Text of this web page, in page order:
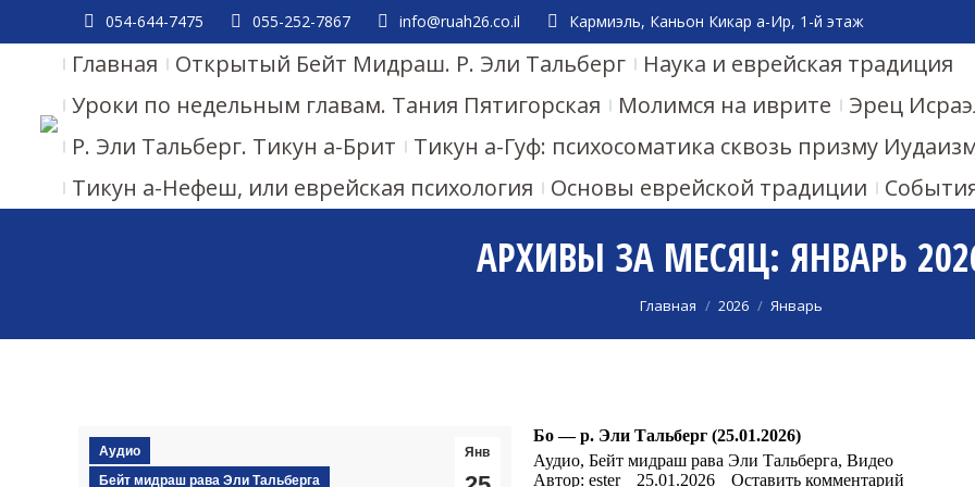
054-644-7475 055-252-7867 info@ruah26.co.il Кармиэль, Каньон Кикар а-Ир, 1-й этаж
Главная Открытый Бейт Мидраш. Р. Эли Тальберг
Наука и еврейская традиция
Уроки по недельным главам. Тания Пятигорская
Молимся на иврите
Эрец
Р. Эли Тальберг. Тикун а-Брит
Тикун а-Гуф: психосоматика сквозь призму
Тикун а-Нефеш, или еврейская психология
Основы еврейской традиции
АРХИВЫ ЗА МЕСЯЦ: ЯНВАРЬ
Главная 2026 Январь
Янв
Аудио
Бейт мидраш рава Эли Тальберга
Бо — р. Эли Тальберг (25.01.2026)
Аудио, Бейт мидраш рава Эли Тальберга, Видео
Автор: ester 25.01.2026
Оставить комментарий